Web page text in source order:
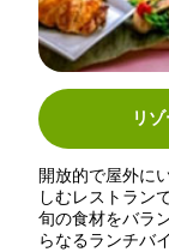
リ
開放的で屋外に
しむレストラン
旬の食材をバラ
らなるランチバ